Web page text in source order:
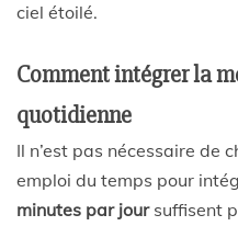
ciel étoilé.
Comment intégrer la
quotidienne
Il n’est pas nécessaire de
emploi du temps pour
minutes par joursuffisent